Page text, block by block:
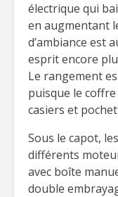
électrique qui
en augmentant
d’ambiance est
esprit encore
Le rangement
puisque le
casiers et
Sous le capot,
différents
avec boîte
double